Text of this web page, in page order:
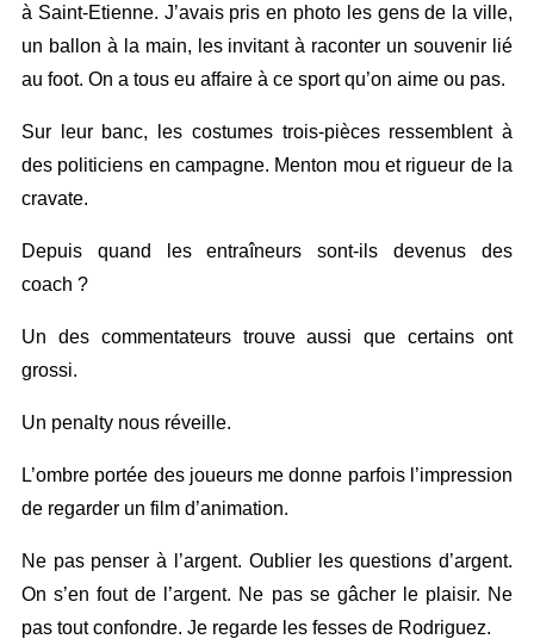
à Saint-Etienne. J’avais pris en photo les gens de la ville,
un ballon à la main, les invitant à raconter un souvenir lié
au foot. On a tous eu affaire à ce sport qu’on aime ou pas.
Sur leur banc, les costumes trois-pièces ressemblent à
des politiciens en campagne. Menton mou et rigueur de la
cravate.
Depuis quand les entraîneurs sont-ils devenus des
coach ?
Un des commentateurs trouve aussi que certains ont
grossi.
Un penalty nous réveille.
L’ombre portée des joueurs me donne parfois l’impression
de regarder un film d’animation.
Ne pas penser à l’argent. Oublier les questions d’argent.
On s’en fout de l’argent. Ne pas se gâcher le plaisir. Ne
pas tout confondre. Je regarde les fesses de Rodriguez.